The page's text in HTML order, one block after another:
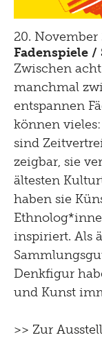
20. November
Fadenspiele
Zwischen
manchmal
entspannen
können
sind
zeigbar, sie
ältesten
haben sie
inspiriert. Als
Denkfigur
und Kunst
>> Zur